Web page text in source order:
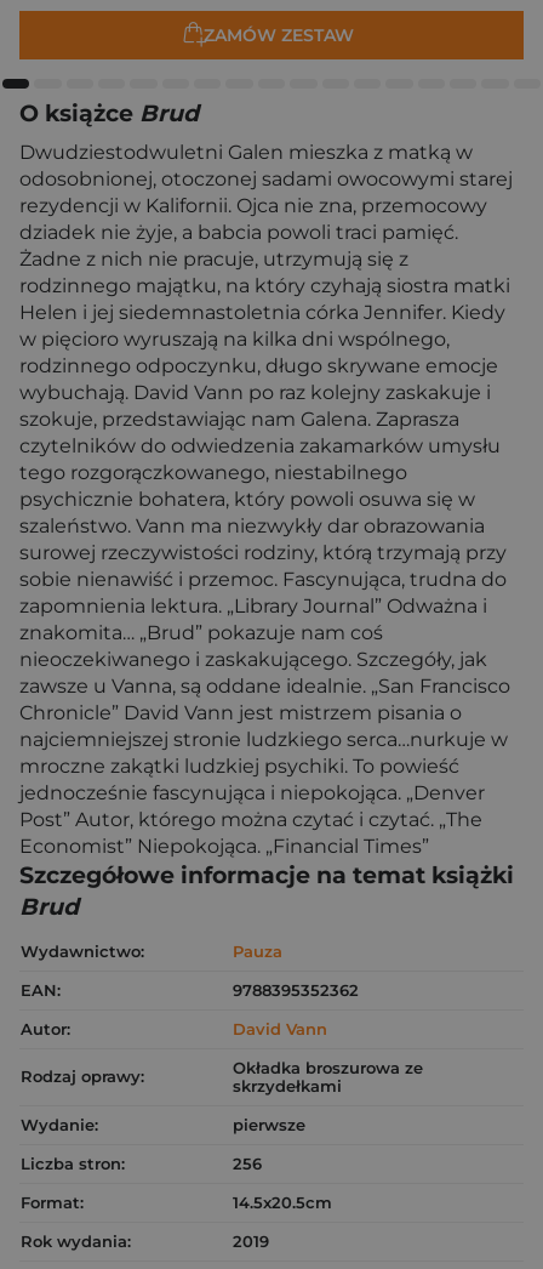
ZAMÓW ZESTAW
O książce Brud
Dwudziestodwuletni Galen mieszka z matką w
odosobnionej, otoczonej sadami owocowymi starej
rezydencji w Kalifornii. Ojca nie zna, przemocowy
dziadek nie żyje, a babcia powoli traci pamięć.
Żadne z nich nie pracuje, utrzymują się z
rodzinnego majątku, na który czyhają siostra matki
Helen i jej siedemnastoletnia córka Jennifer. Kiedy
w pięcioro wyruszają na kilka dni wspólnego,
rodzinnego odpoczynku, długo skrywane emocje
wybuchają. David Vann po raz kolejny zaskakuje i
szokuje, przedstawiając nam Galena. Zaprasza
czytelników do odwiedzenia zakamarków umysłu
tego rozgorączkowanego, niestabilnego
psychicznie bohatera, który powoli osuwa się w
szaleństwo. Vann ma niezwykły dar obrazowania
surowej rzeczywistości rodziny, którą trzymają przy
sobie nienawiść i przemoc. Fascynująca, trudna do
zapomnienia lektura. „Library Journal” Odważna i
znakomita… „Brud” pokazuje nam coś
nieoczekiwanego i zaskakującego. Szczegóły, jak
zawsze u Vanna, są oddane idealnie. „San Francisco
Chronicle” David Vann jest mistrzem pisania o
najciemniejszej stronie ludzkiego serca…nurkuje w
mroczne zakątki ludzkiej psychiki. To powieść
jednocześnie fascynująca i niepokojąca. „Denver
Post” Autor, którego można czytać i czytać. „The
Economist” Niepokojąca. „Financial Times”
Szczegółowe informacje na temat książki
Brud
Wydawnictwo:
Pauza
EAN:
9788395352362
Autor:
David Vann
Rodzaj oprawy:
Okładka broszurowa ze
skrzydełkami
Wydanie:
pierwsze
Liczba stron:
256
Format:
14.5x20.5cm
Rok wydania:
2019